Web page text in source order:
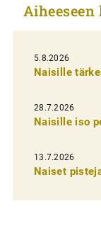
k
e
l
i
e
n
e
5.8.2026
Naisille
28.7.2026
Naisille iso
13.7.2026
Naiset